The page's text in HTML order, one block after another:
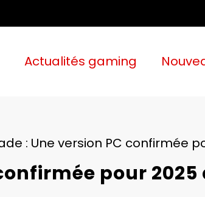
Actualités gaming
: Une version PC confirmée
pour